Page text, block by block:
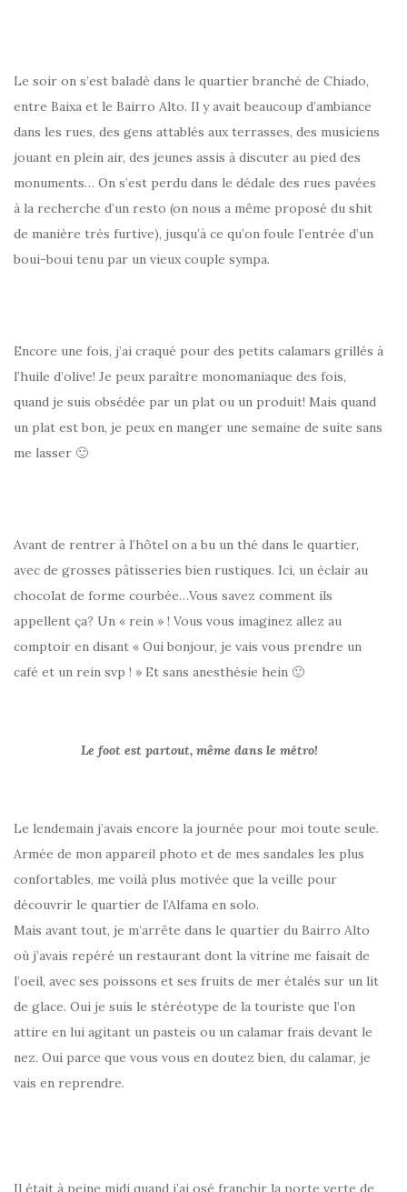
Le soir on s’est baladé dans le quartier branché de Chiado,
entre Baixa et le Bairro Alto. Il y avait beaucoup d’ambiance
dans les rues, des gens attablés aux terrasses, des musiciens
jouant en plein air, des jeunes assis à discuter au pied des
monuments… On s’est perdu dans le dédale des rues pavées
à la recherche d’un resto (on nous a même proposé du shit
de manière très furtive), jusqu’à ce qu’on foule l’entrée d’un
boui-boui tenu par un vieux couple sympa.
Encore une fois, j’ai craqué pour des petits calamars grillés à
l’huile d’olive! Je peux paraître monomaniaque des fois,
quand je suis obsédée par un plat ou un produit! Mais quand
un plat est bon, je peux en manger une semaine de suite sans
me lasser 🙂
Avant de rentrer à l’hôtel on a bu un thé dans le quartier,
avec de grosses pâtisseries bien rustiques. Ici, un éclair au
chocolat de forme courbée…Vous savez comment ils
appellent ça? Un « rein » ! Vous vous imaginez allez au
comptoir en disant « Oui bonjour, je vais vous prendre un
café et un rein svp ! » Et sans anesthésie hein 🙂
Le foot est partout, même dans le métro!
Le lendemain j’avais encore la journée pour moi toute seule.
Armée de mon appareil photo et de mes sandales les plus
confortables, me voilà plus motivée que la veille pour
découvrir le quartier de l’Alfama en solo.
Mais avant tout, je m’arrête dans le quartier du Bairro Alto
où j’avais repéré un restaurant dont la vitrine me faisait de
l’oeil, avec ses poissons et ses fruits de mer étalés sur un lit
de glace. Oui je suis le stéréotype de la touriste que l’on
attire en lui agitant un pasteis ou un calamar frais devant le
nez. Oui parce que vous vous en doutez bien, du calamar, je
vais en reprendre.
Il était à peine midi quand j’ai osé franchir la porte verte de